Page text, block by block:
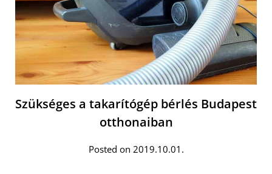
Szükséges a takarítógép bérlés Budapest
otthonaiban
Posted on 2019.10.01.